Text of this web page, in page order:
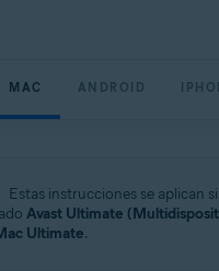
MAC ANDROID
Estas instrucciones se aplican
Avast Ultimate
Ultimate.